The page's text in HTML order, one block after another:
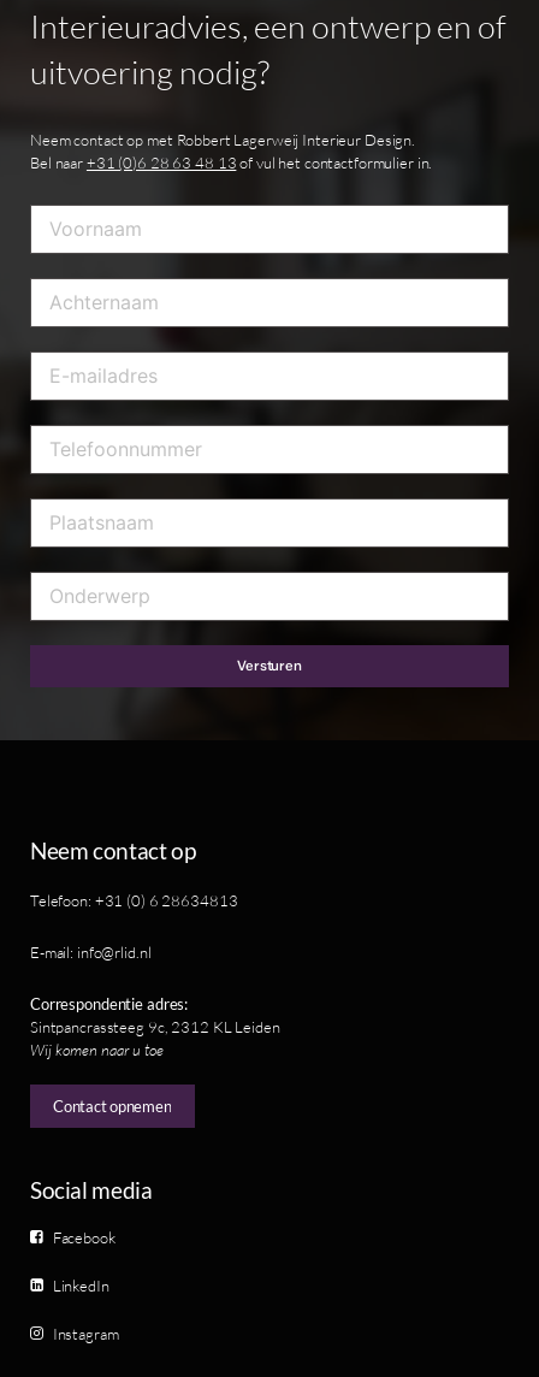
Interieuradvies, een ontwerpen of
uitvoering nodig?
Neem contact op met Robbert Lagerweij Interieur Design.
Bel naar+31 (0)6 28 63 48 13of vul het contactformulier in.
Versturen
Neem contact op
Telefoon: +31 (0) 6 28634813
E-mail: info@rlid.nl
Correspondentie adres:
Sintpancrassteeg 9c, 2312 KL Leiden
Wij komen naar u toe
Contact opnemen
Social media
Facebook
LinkedIn
Instagram